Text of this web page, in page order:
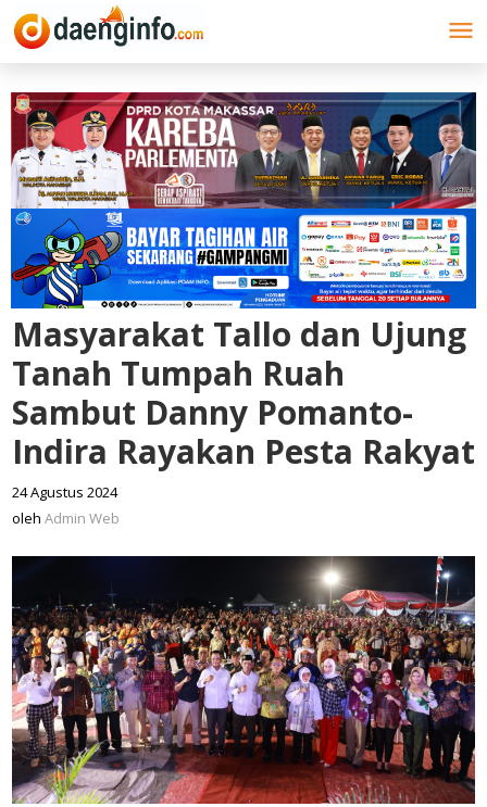
Lewati
ke
Masyarakat Tallo dan Ujung
Tanah Tumpah Ruah
Sambut Danny Pomanto-
Indira Rayakan Pesta Rakyat
24 Agustus 2024
oleh Admin Web